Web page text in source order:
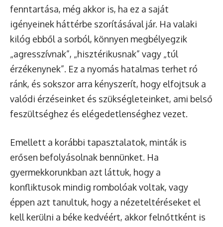
fenntartása, még akkor is, ha ez a saját
igényeinek háttérbe szorításával jár. Ha valaki
kilóg ebből a sorból, könnyen megbélyegzik
„agresszívnak”, „hisztérikusnak” vagy „túl
érzékenynek”. Ez a nyomás hatalmas terhet ró
ránk, és sokszor arra kényszerít, hogy elfojtsuk a
valódi érzéseinket és szükségleteinket, ami belső
feszültséghez és elégedetlenséghez vezet.
Emellett a korábbi tapasztalatok, minták is
erősen befolyásolnak bennünket. Ha
gyermekkorunkban azt láttuk, hogy a
konfliktusok mindig rombolóak voltak, vagy
éppen azt tanultuk, hogy a nézeteltéréseket el
kell kerülni a béke kedvéért, akkor felnőttként is